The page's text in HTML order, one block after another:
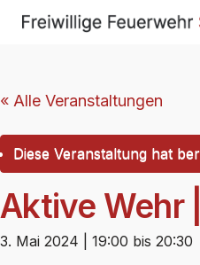
« Alle Veranstaltungen
Diese Veranstaltung hat
Aktive Wehr
3. Mai 2024 | 19:00 bis 20:30